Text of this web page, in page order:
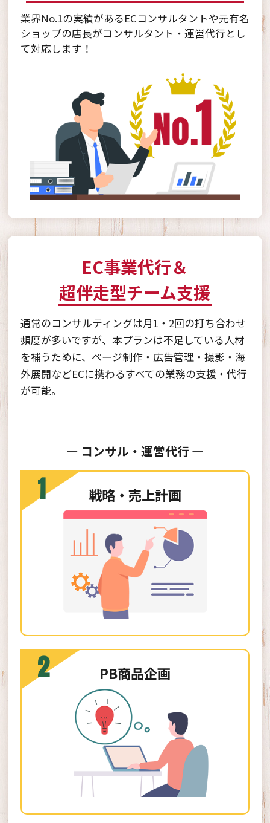
業界No.1の実績があるECコンサルタントや元有名
ショップの店長がコンサルタント・運営代行とし
て対応します！
EC事業代行＆
超伴走型チーム支援
通常のコンサルティングは月1・2回の打ち合わせ
頻度が多いですが、 本プランは不足している人材
を補うために、ページ制作・広告管理・撮影・海
外展開などECに携わるすべての業務の支援・代行
が可能。
― コンサル・運営代行 ―
1 戦略・売上計画
2 PB商品企画